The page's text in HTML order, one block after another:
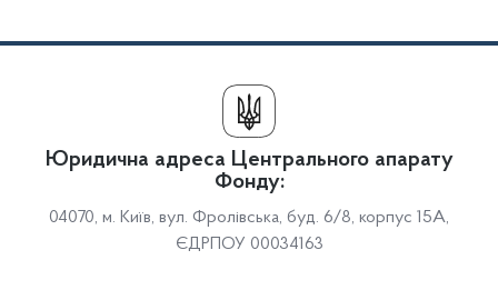
Юридична адреса Центрального апарату
Фонду:
04070, м. Київ, вул. Фролівська, буд. 6/8, корпус 15А,
ЄДРПОУ 00034163